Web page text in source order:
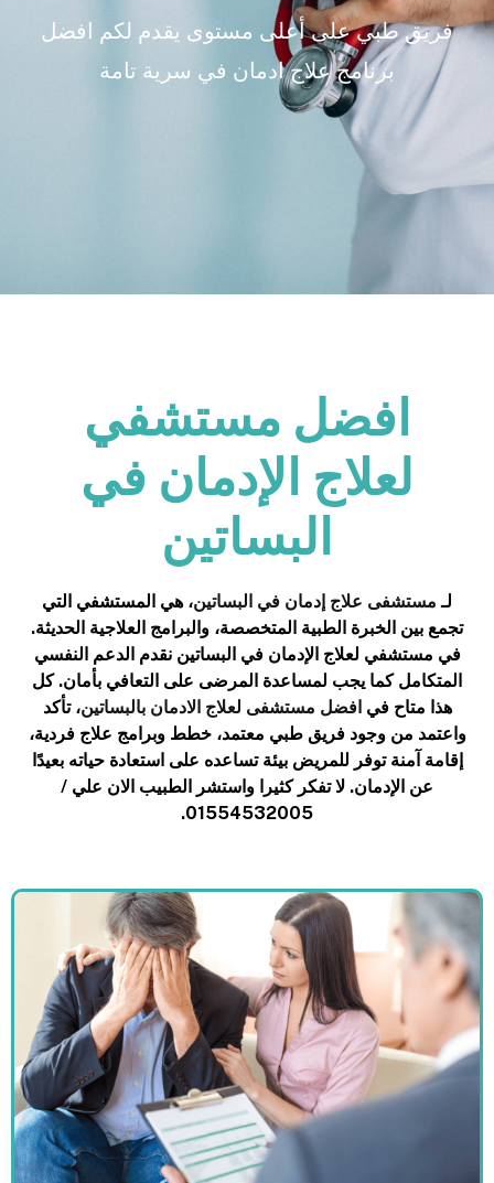
فريق طبي على أعلى مستوى يقدم لكم افضل
برنامج علاج ادمان في سرية تامة
افضل مستشفي
لعلاج الإدمان في
البساتين
لـ مستشفى علاج إدمان في البساتين، هي المستشفي التي
تجمع بين الخبرة الطبية المتخصصة، والبرامج العلاجية الحديثة.
في مستشفي لعلاج الإدمان في البساتين نقدم الدعم النفسي
المتكامل كما يجب لمساعدة المرضى على التعافي بأمان. كل
هذا متاح فيافضل مستشفى لعلاج الادمان بالبساتين، تأكد
واعتمد من وجود فريق طبي معتمد، خطط وبرامج علاج فردية،
إقامة آمنة توفر للمريض بيئة تساعده على استعادة حياته بعيدًا
عن الإدمان. لا تفكر كثيرا واستشر الطبيب الان علي /
01554532005.